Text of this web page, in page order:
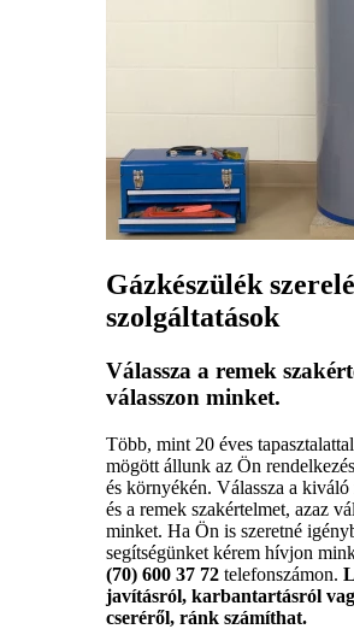
Gázkészülék
szolgáltatások
Válassza a remek
válasszon minket.
Több, mint 20 éves
mögött állunk az Ön
és környékén. Válassza a kiváló
és a remek szakértelmet, azaz
minket. Ha Ön is szeretné
segítségünket kérem hívjon
(70) 600 37 72 telefonszámon.
javításról, karbantartásról
cseréről, ránk számíthat.